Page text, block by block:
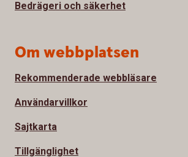
Bedrägeri och säkerhet
Om webbplatsen
Rekommenderade webbläsare
Användarvillkor
Sajtkarta
Tillgänglighet